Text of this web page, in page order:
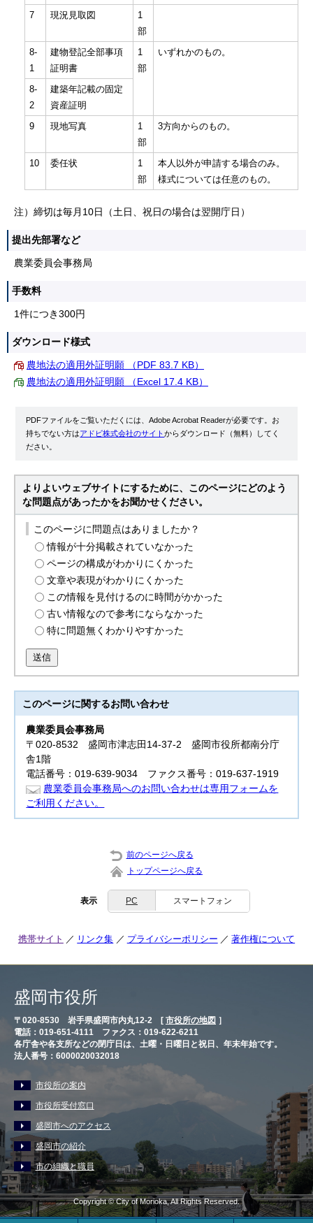
7
現況見取図
1
部
8-
1
建物登記全部事項
証明書
1
部
いずれかのもの。
8-
2
建築年記載の固定
資産証明
9
現地写真
1
部
3方向からのもの。
10 委任状
1
部
本人以外が申請する場合のみ。
様式については任意のもの。
注）締切は毎月10日（土日、祝日の場合は翌開庁日）
提出先部署など
農業委員会事務局
手数料
1件につき300円
ダウンロード様式
農地法の適用外証明願 （PDF 83.7 KB）
農地法の適用外証明願 （Excel 17.4 KB）
PDFファイルをご覧いただくには、Adobe Acrobat Readerが必要です。お
持ちでない方はアドビ株式会社のサイトからダウンロード（無料）してく
ださい。
よりよいウェブサイトにするために、このページにどのよう
な問題点があったかをお聞かせください。
このページに問題点はありましたか？
情報が十分掲載されていなかった
ページの構成がわかりにくかった
文章や表現がわかりにくかった
この情報を見付けるのに時間がかかった
古い情報なので参考にならなかった
特に問題無くわかりやすかった
送信
このページに関するお問い合わせ
農業委員会事務局
〒020-8532 盛岡市津志田14-37-2 盛岡市役所都南分庁
舎1階
電話番号：019-639-9034 ファクス番号：019-637-1919
農業委員会事務局へのお問い合わせは専用フォームを
ご利用ください。
前のページへ戻る
トップページへ戻る
表示 PC スマートフォン
携帯サイト リンク集 プライバシーポリシー 著作権について
盛岡市役所
〒020-8530 岩手県盛岡市内丸12-2 [ 市役所の地図 ］
電話：019-651-4111 ファクス：019-622-6211
各庁舎や各支所などの閉庁日は、土曜・日曜日と祝日、年末年始です。
法人番号：6000020032018
市役所の案内
市役所受付窓口
盛岡市へのアクセス
盛岡市の紹介
市の組織と職員
Copyright © City of Morioka, All Rights Reserved.